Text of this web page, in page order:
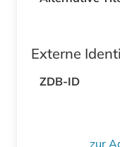
Externe
ZDB-ID
zur